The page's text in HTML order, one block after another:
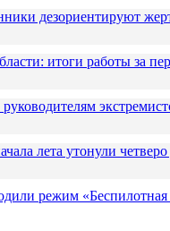
дезориентируют
итоги работы за
лета утонули четверо
режим «Беспилотная